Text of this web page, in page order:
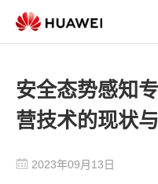
安全态势感知
营技术的现状
2023年09月13日